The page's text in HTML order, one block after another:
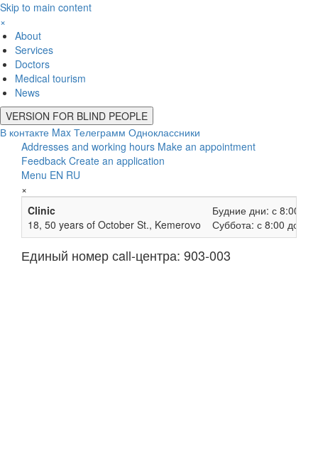
Skip to main content
×
About
Services
Doctors
Medical tourism
News
VERSION FOR BLIND PEOPLE
В контакте Max Телеграмм Одноклассники
Addresses and working hours Make an appointment
Feedback Create an application
Menu EN RU
×
Clinic
18, 50 years of October St., Kemerovo
Будние дни: с 8:00 до
Суббота: с 8:00 до
Единый номер сall-центра: 903-003